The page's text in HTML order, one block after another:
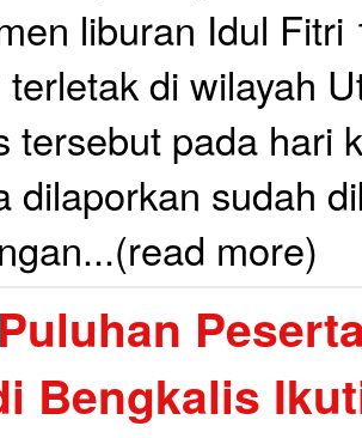
liburan Idul Fitri
terletak di wilayah
tersebut pada hari
dilaporkan sudah
more)
Bengkalis